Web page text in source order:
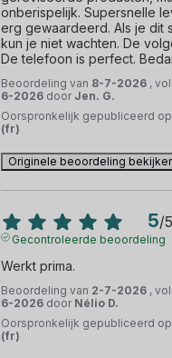
onberispelijk. Supersnelle
erg gewaardeerd. Als je dit
kun je niet wachten. De
De telefoon is perfect.
Beoordeling van 8-7-2026 ,
6-2026 door Jen. G.
Oorspronkelijk gepubliceerd
(fr)
Originele beoordeling
5/5
Gecontroleerde beoordeling
Werkt prima.
Beoordeling van 2-7-2026 ,
6-2026 door Nélio D.
Oorspronkelijk gepubliceerd
(fr)